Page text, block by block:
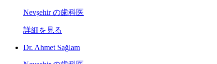
Nevşehir の歯科医
詳細を見る
Dr. Ahmet Sağlam